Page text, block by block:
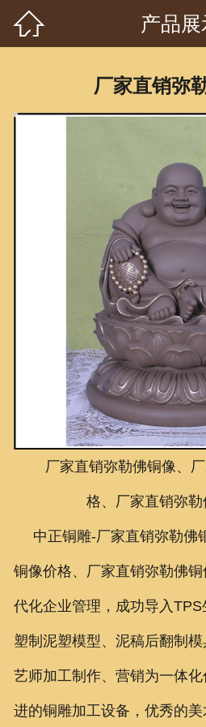
 产品展
厂家直销弥
厂家直销弥勒佛铜像、
格、厂家直销弥勒
中正铜雕-厂家直销弥勒佛
铜像价格、 厂家直销弥勒佛铜
代化企业管理，成功导入
塑制泥塑模型、泥稿后翻制
艺师加工制作、营销为一体
进的铜雕加工设备，优秀的